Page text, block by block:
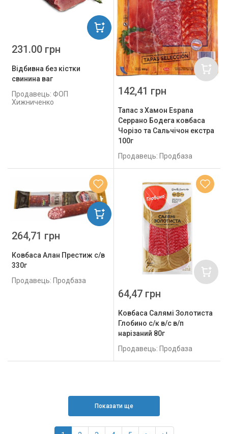
Відбивна без кістки
свинина ваг
Продавець: ФОП
Хижниченко
231.00 грн
Тапас з Хамон Espana
Серрано Бодега ковбаса
Чорізо та Сальчічон екстра
100г
Продавець: Продбаза
142,41 грн
Ковбаса Алан Престиж с/в
330г
Продавець: Продбаза
264,71 грн
Ковбаса Салямі Золотиста
Глобино с/к в/с в/п
нарізаний 80г
Продавець: Продбаза
64,47 грн
Показати ще